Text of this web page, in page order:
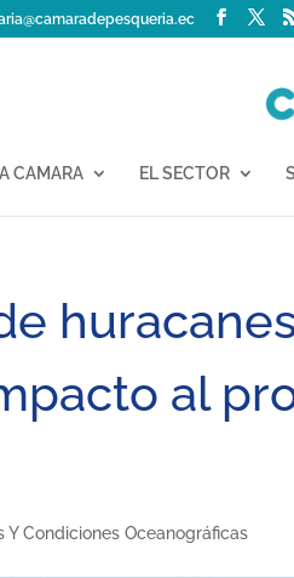
CAMARA EL SECTOR
al
Y Condiciones Oceanográficas